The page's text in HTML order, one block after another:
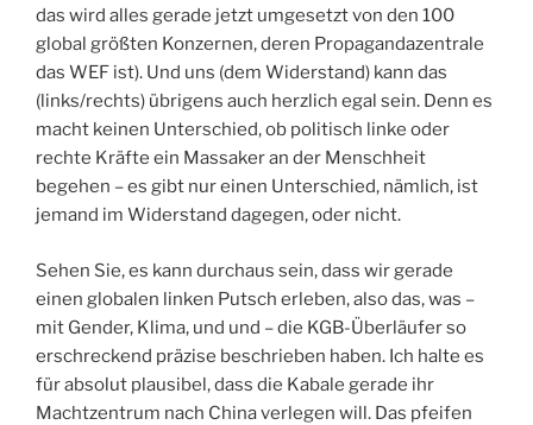
das wird alles gerade jetzt umgesetzt von den 100
global größten Konzernen, deren Propagandazentrale
das WEF ist). Und uns (dem Widerstand) kann das
(links/rechts) übrigens auch herzlich egal sein. Denn es
macht keinen Unterschied, ob politisch linke oder
rechte Kräfte ein Massaker an der Menschheit
begehen – es gibt nur einen Unterschied, nämlich, ist
jemand im Widerstand dagegen, oder nicht.
Sehen Sie, es kann durchaus sein, dass wir gerade
einen globalen linken Putsch erleben, also das, was –
mit Gender, Klima, und und – die KGB-Überläufer so
erschreckend präzise beschrieben haben. Ich halte es
für absolut plausibel, dass die Kabale gerade ihr
Machtzentrum nach China verlegen will. Das pfeifen